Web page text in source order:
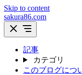
Skip to content
sakura86.com
記事
カテゴリ
このブログにつ